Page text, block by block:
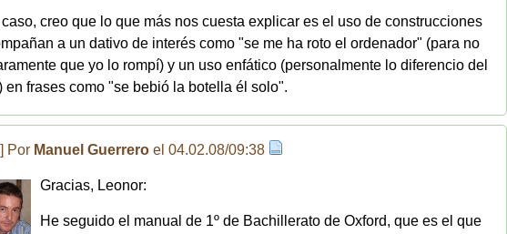
caso, creo que lo que más nos cuesta explicar es el uso de construcciones
a un dativo de interés como "se me ha roto el ordenador" (para no
que yo lo rompí) y un uso enfático (personalmente lo diferencio del
en frases como "se bebió la botella él solo".
Por Manuel Guerrero el 04.02.08/09:38
Gracias, Leonor:
He seguido el manual de 1º de Bachillerato de Oxford, que es el que